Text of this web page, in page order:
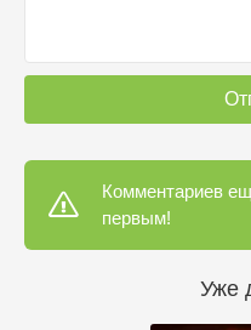
Комментариев
первым!
Уже